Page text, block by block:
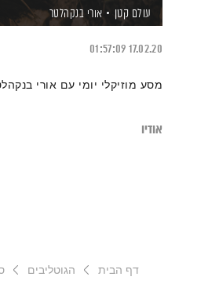
עולם קטן אורי בנקהלטר
17.02.20
01:57:09
מסע מוזיקלי יומי עם אורי
אודיו
דף הבית הגוטליבים